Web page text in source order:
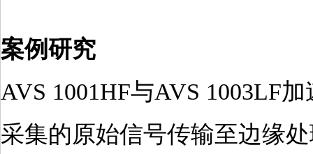
案例研究
AVS 1001HF与AVS 1003LF
采集的原始信号传输至边缘